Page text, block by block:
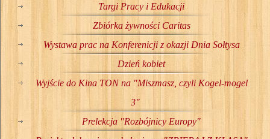
Targi Pracy i Edukacji
Zbiórka żywności Caritas
Wystawa prac na Konferenicji z okazji Dnia Sołtysa
Dzień kobiet
Wyjście do Kina TON na "Miszmasz, czyli Kogel-mogel
3"
Prelekcja "Rozbójnicy Europy"